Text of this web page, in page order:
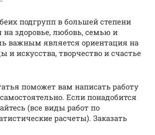
подгрупп в большей степени
на здоровье, любовь, семью и
важным является ориентация на
и искусства, творчество и счастье
поможет вам написать работу
Если понадобится
(все виды работ по
расчеты). Заказать